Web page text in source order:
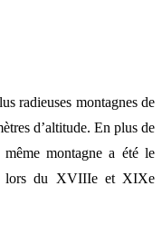
radieuses montagnes de
d’altitude. En plus de
montagne a été le
lors du XVIIIe et XIXe